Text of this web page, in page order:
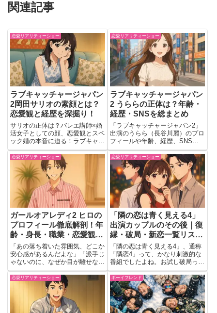
関連記事
恋愛リアリティーショー
ラブキャッチャージャパン
2岡田サリオの素顔とは？
恋愛観と経歴を深掘り！
サリオの正体は？バレエ講師×婚
活女子としての顔、恋愛観とスペ
ック婚の本音に迫る！ラブキャッ
チャージャパン2で話題沸騰。
恋愛リアリティーショー
ラブキャッチャージャパン
2 うららの正体は？年齢・
経歴・SNSを総まとめ
「ラブキャッチャージャパン2」
出演のうらら（長谷川麗）のプロ
フィールや年齢、経歴、SNS情
報を総まとめ。愛かお金か？と視
聴者をドキドキさせる彼女の魅力
と注目ポイントを詳しく解説しま
す。
恋愛リアリティーショー
ガールオアレディ2 ヒロの
プロフィール徹底解剖！年
齢・身長・職業・恋愛観ま
で
「あの落ち着いた雰囲気、どこか
安心感があるんだよな」「派手じ
ゃないのに、なぜか目が離せな
い…」Abemaの恋愛リアリティ
番組『ガールオアレディ2』を観
ていて、そう感じた人は多いので
はないでしょうか。今回は、そん
な番組の影の主役とも言える存
恋愛リアリティーショー
「隣の恋は青く見える4」
出演カップルのその後｜復
縁・破局・新恋一覧リスト
【2026年最新】
「隣の恋は青く見える4」、通称
「隣恋4」って、かなり刺激的な
番組でしたよね。お試し破局って
いう聞き慣れないルールに、最初
は戸惑った人も多かったんじゃな
いでしょうか。浮気OKの中で本
音をさらけ出すって、もう、普通
の恋愛バラエティとは一線を画
し...
恋愛リアリティーショー ボーイフレンド